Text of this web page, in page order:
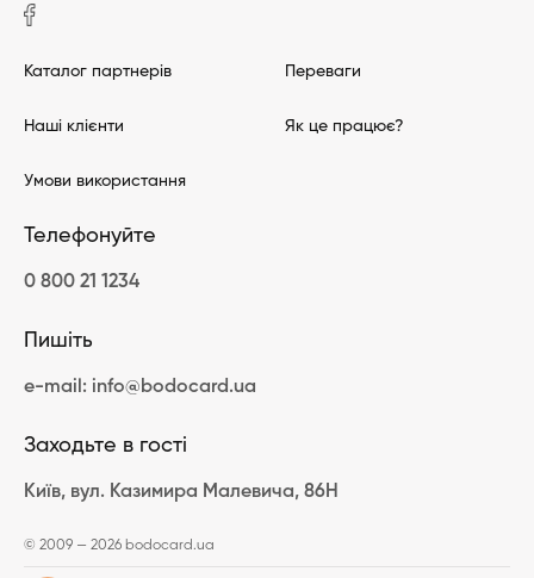
Каталог партнерів Переваги
Наші клієнти Як це працює?
Умови використання
Телефонуйте
0 800 21 1234
Пишіть
e-mail: info@bodocard.ua
Заходьте в гості
Київ, вул. Казимира Малевича, 86Н
© 2009 — 2026 bodocard.ua